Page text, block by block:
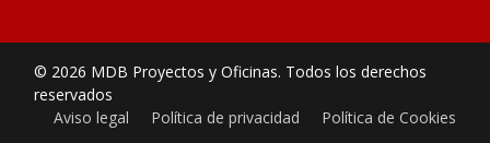
© 2026 MDB Proyectos y Oficinas. Todos los derechos
reservados
Aviso legal
Política de privacidad Política de Cookies